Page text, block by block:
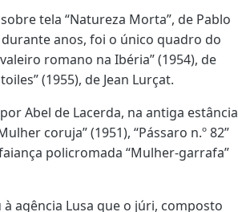
tela “Natureza Morta”, de Pablo
anos, foi o único quadro do
romano na Ibéria” (1954), de
(1955), de Jean Lurçat.
Abel de Lacerda, na antiga estância
coruja” (1951), “Pássaro n.º 82”
policromada “Mulher-garrafa”
agência Lusa que o júri, composto